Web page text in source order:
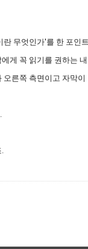
무엇인가'를 한 포인
게 꼭 읽기를 권하는
른쪽 측면이고 자막이